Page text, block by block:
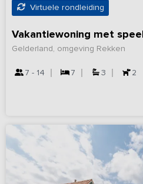
Virtuele rondleiding
Vakantiewoning met
Gelderland, omgeving Rekken
7 - 14 7 3 2